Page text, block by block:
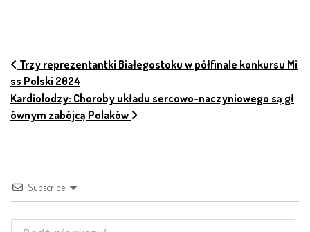
NAWIGACJA PO ARTYKUŁACH
Trzy reprezentantki Białegostoku w półfinale konkursu Mi
ss Polski 2024
Kardiolodzy: Choroby układu sercowo-naczyniowego są gł
ównym zabójcą Polaków
Subscribe